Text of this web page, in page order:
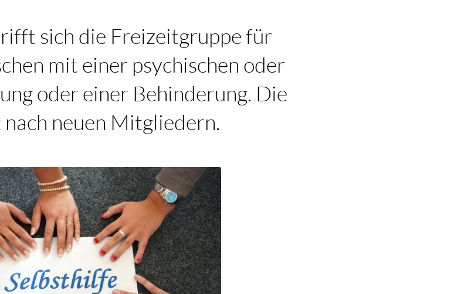
sich die Freizeitgruppe für
mit einer psychischen oder
oder einer Behinderung. Die
neuen Mitgliedern.